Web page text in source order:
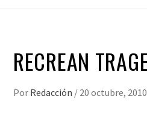
RECREAN
Por Redacción / 20 octubre, 2010